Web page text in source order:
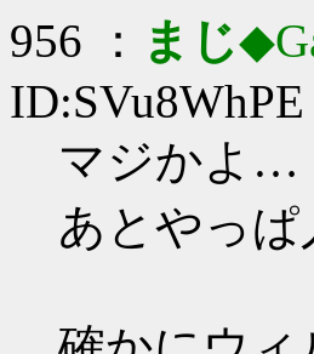
956 ： まじ
ID:SVu8WhPE
マジかよ…
あとやっ